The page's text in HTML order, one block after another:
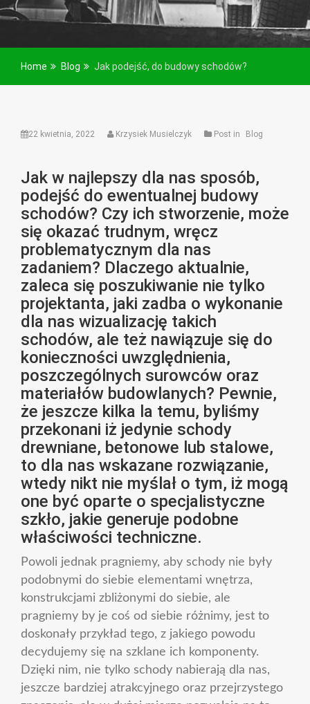
Home Blog Jak podejść, do budowy schodów?
22 kwietnia, 2022 Krzysiek Musielczyk Post in Blog
Jak w najlepszy dla nas sposób,
podejść do ewentualnej budowy
schodów? Czy ich stworzenie, może
się okazać trudnym, wręcz
problematycznym dla nas
zadaniem? Dlaczego aktualnie,
zaleca się poszukiwanie nie tylko
projektanta, jaki zadba o wykonanie
dla nas wizualizację takich
schodów, ale też nawiązuje się do
konieczności uwzględnienia,
poszczególnych surowców oraz
materiałów budowlanych? Pewnie,
że jeszcze kilka la temu, byliśmy
przekonani iż jedynie schody
drewniane, betonowe lub stalowe,
to dla nas wskazane rozwiązanie,
wtedy nikt nie myślał o tym, iż mogą
one być oparte o specjalistyczne
szkło, jakie generuje podobne
właściwości techniczne.
Powoli jednak pragniemy, aby schody nie były
podobnymi do siebie elementami wnętrza,
konstrukcjami zbliżonymi do siebie, ale
pragniemy by je coś od siebie różnimy, jest to
doskonały przykład tego, z jakiego powodu
decydujemy się na szklane ich komponenty.
Dzięki nim, nie tylko schody nabierają dla nas,
jeszcze bardziej atrakcyjnego oraz przejrzystego